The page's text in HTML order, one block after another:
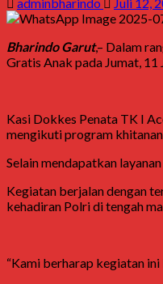
Bharindo Garut,– Dalam
Gratis Anak pada Jumat,
Kasi Dokkes Penata TK I
mengikuti program
Selain mendapatkan
Kegiatan berjalan dengan
kehadiran Polri di tengah
“Kami berharap kegiatan